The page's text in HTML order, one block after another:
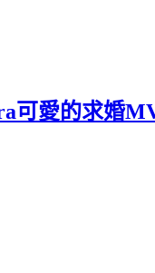
可愛的求婚